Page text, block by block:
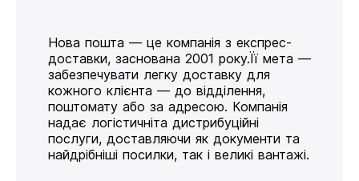
Нова пошта — це компанія з експрес-
доставки, заснована 2001 року.Її мета —
забезпечувати легку доставку для
кожного клієнта — до відділення,
поштомату або за адресою. Компанія
надає логістичніта дистрибуційні
послуги, доставляючи як документи та
найдрібніші посилки, так і великі вантажі.